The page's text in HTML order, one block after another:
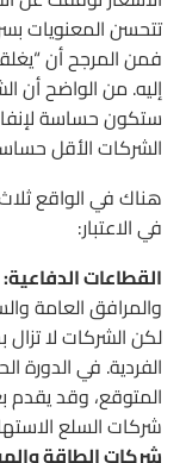
تتحسن المعنويات
فمن المرجح أن
إليه. من الواضح أن
ستكون حساسة
الشركات الأقل
هناك في الواقع
في الاعتبار:
القطاعات الدفاعية:
والمرافق العامة
لكن الشركات لا
الفردية. في الدورة
المتوقع، وقد
شركات السلع
شركات الطاقة